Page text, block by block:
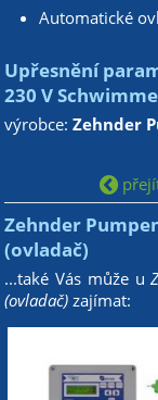
Automatické
Upřesnění
230 V
výrobce:Zehnder
přejít
Zehnder
(ovladač)
...také Vás může u
(ovladač) zajímat: